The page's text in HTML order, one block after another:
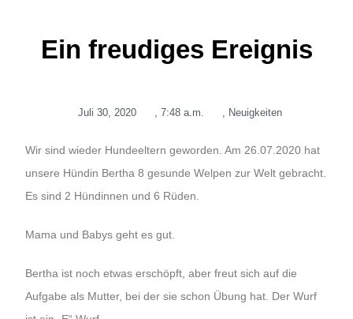
Ein freudiges Ereignis
Juli 30, 2020 7:48 a.m. Neuigkeiten
Wir sind wieder Hundeeltern geworden. Am 26.07.2020 hat
unsere Hündin Bertha 8 gesunde Welpen zur Welt gebracht.
Es sind 2 Hündinnen und 6 Rüden.
Mama und Babys geht es gut.
Bertha ist noch etwas erschöpft, aber freut sich auf die
Aufgabe als Mutter, bei der sie schon Übung hat. Der Wurf